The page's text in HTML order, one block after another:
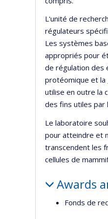
L'unité de
régulateurs
Les systèmes
appropriés pour
de régulation des
protéomique et la
utilise en outre la
des fins utiles par
Le laboratoire
pour atteindre et
transcendent les
cellules de
Awards
Fonds de